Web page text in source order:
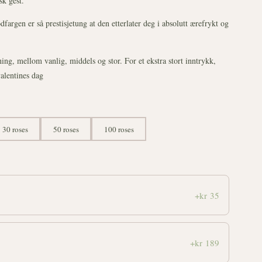
er så prestisjetung at den etterlater deg i absolutt ærefrykt og
mellom vanlig, middels og stor. For et ekstra stort inntrykk,
dag
30 roses 50 roses 100 roses
+kr 35
+kr 189